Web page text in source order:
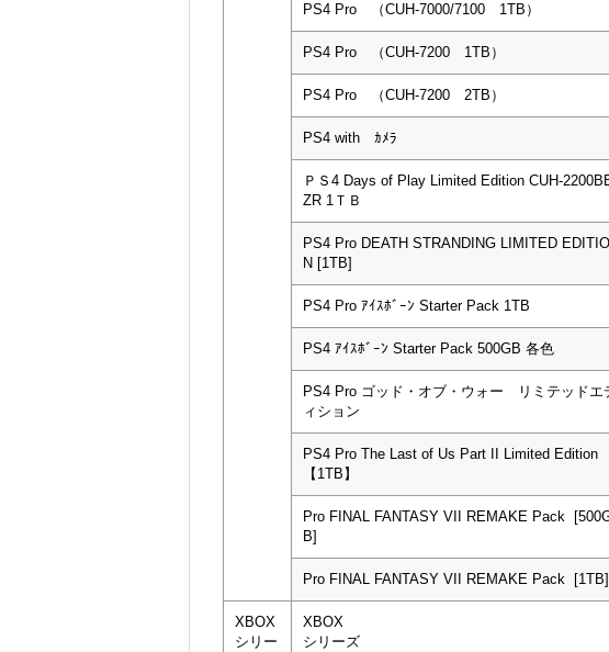
PS4 Pro （CUH-7000/7100 1TB）
PS4 Pro （CUH-7200 1TB）
PS4 Pro （CUH-7200 2TB）
PS4 with ｶﾒﾗ
ＰＳ4 Days of Play Limited Edition CUH-
ZR 1ＴＢ
PS4 Pro DEATH STRANDING LIMITED EDITIO
N [1TB]
PS4 Pro ｱｲｽﾎﾞｰﾝ Starter Pack 1TB
PS4 ｱｲｽﾎﾞｰﾝ Starter Pack 500GB 各色
PS4 Pro ゴッド・オブ・ウォー リミテッドエ
ィション
PS4 Pro The Last of Us Part II Limited Edition
【1TB】
Pro FINAL FANTASY VII REMAKE Pack
B]
Pro FINAL FANTASY VII REMAKE Pack [1TB]
XBOX
シリー
XBOX
シリーズ